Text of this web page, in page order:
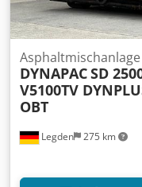
Legden 275 km
Asphaltmischanlage
DYNAPACSD
V5100TV
OBT